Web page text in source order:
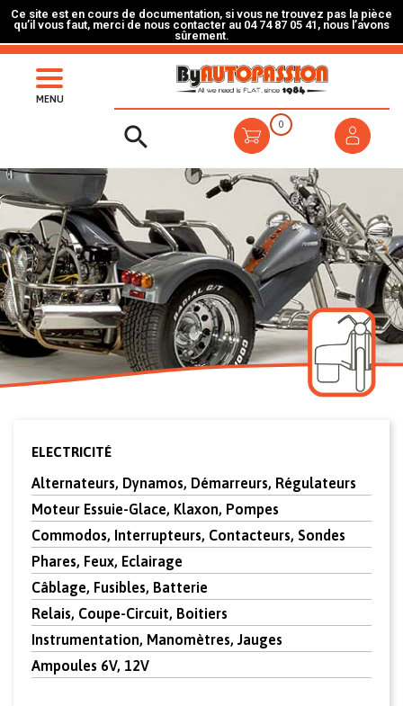
Ce site est en cours de documentation, si vous ne trouvez pas la pièce
qu’il vous faut, merci de nous contacter au 04 74 87 05 41, nous l’avons
sûrement.
MENU
 0
ELECTRICITÉ
Alternateurs, Dynamos, Démarreurs, Régulateurs
Moteur Essuie-Glace, Klaxon, Pompes
Commodos, Interrupteurs, Contacteurs, Sondes
Phares, Feux, Eclairage
Câblage, Fusibles, Batterie
Relais, Coupe-Circuit, Boitiers
Instrumentation, Manomètres, Jauges
Ampoules 6V, 12V